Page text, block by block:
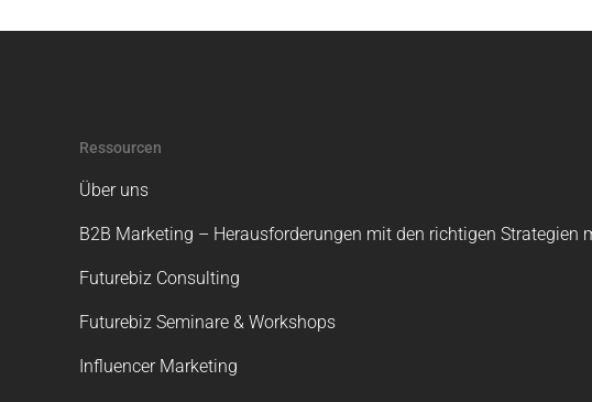
Ressourcen
Über uns
B2B Marketing – Herausforderungen mit den richtigen Strategien
Futurebiz Consulting
Futurebiz Seminare & Workshops
Influencer Marketing